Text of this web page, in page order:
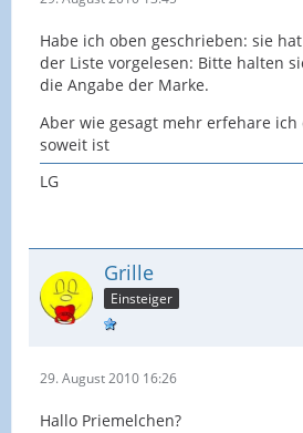
Habe ich oben geschrieben: sie
der Liste vorgelesen: Bitte halten
die Angabe der Marke.
Aber wie gesagt mehr erfehare ich
soweit ist
LG
Grille
Einsteiger
29. August 2010 16:26
Hallo Priemelchen?